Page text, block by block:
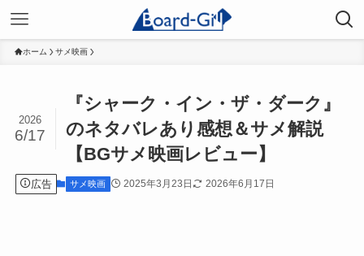
ホーム サメ映画
『シャーク・イン・ザ・ダーク』
のネタバレあり感想＆サメ解説
【BGサメ映画レビュー】
2026
6/17
広告 サメ映画 2025年3月23日 2026年6月17日